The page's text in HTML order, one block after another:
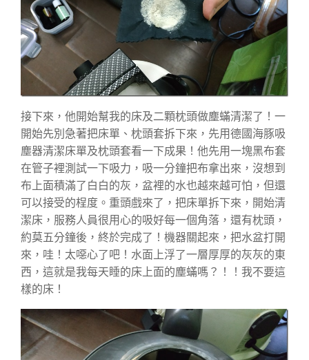
接下來，他開始幫我的床及二顆枕頭做塵蟎清潔了！一
開始先別急著把床單、枕頭套拆下來，先用德國海豚吸
塵器清潔床單及枕頭套看一下成果！他先用一塊黑布套
在管子裡測試一下吸力，吸一分鐘把布拿出來，沒想到
布上面積滿了白白的灰，盆裡的水也越來越可怕，但還
可以接受的桯度。重頭戲來了，把床單拆下來，開始清
潔床，服務人員很用心的吸好每一個角落，還有枕頭，
約莫五分鐘後，終於完成了！機器關起來，把水盆打開
來，哇！太噁心了吧！水面上浮了一層厚厚的灰灰的東
西，這就是我每天睡的床上面的塵蟎嗎？！！我不要這
樣的床！